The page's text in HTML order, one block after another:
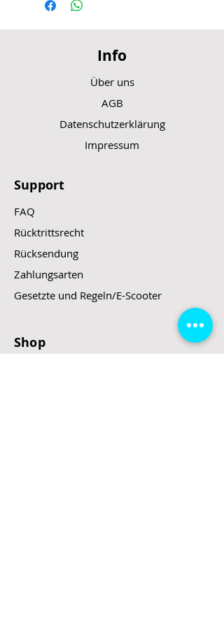
Info
Über uns
AGB
Datenschutzerklärung
Impressum
Support
FAQ
Rücktrittsrecht
Rücksendung
Zahlungsarten
Gesetzte und Regeln/E-Scooter
Shop